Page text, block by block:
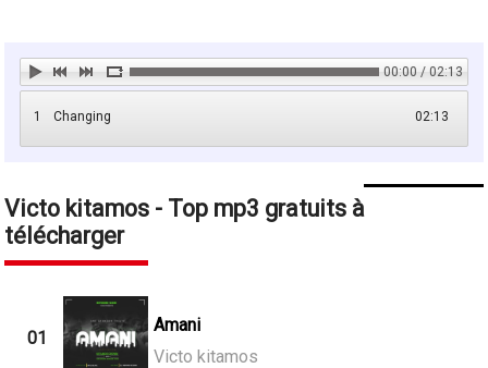
00:00 / 02:13
1 02:13
Changing
Victo kitamos - Top mp3 gratuits à
télécharger
01
Amani
Victo kitamos